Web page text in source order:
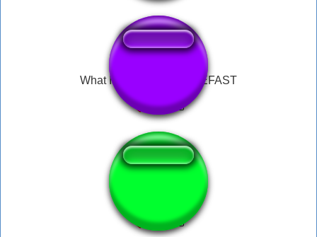
What Is going on here BEFAST